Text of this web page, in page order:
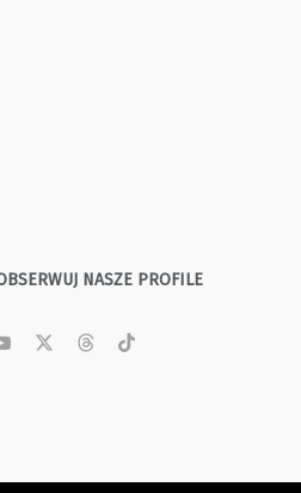
NASZE PROFILE